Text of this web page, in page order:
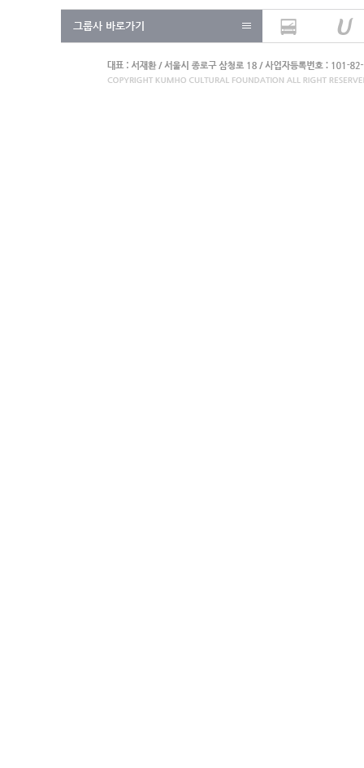
그룹사 바로가기